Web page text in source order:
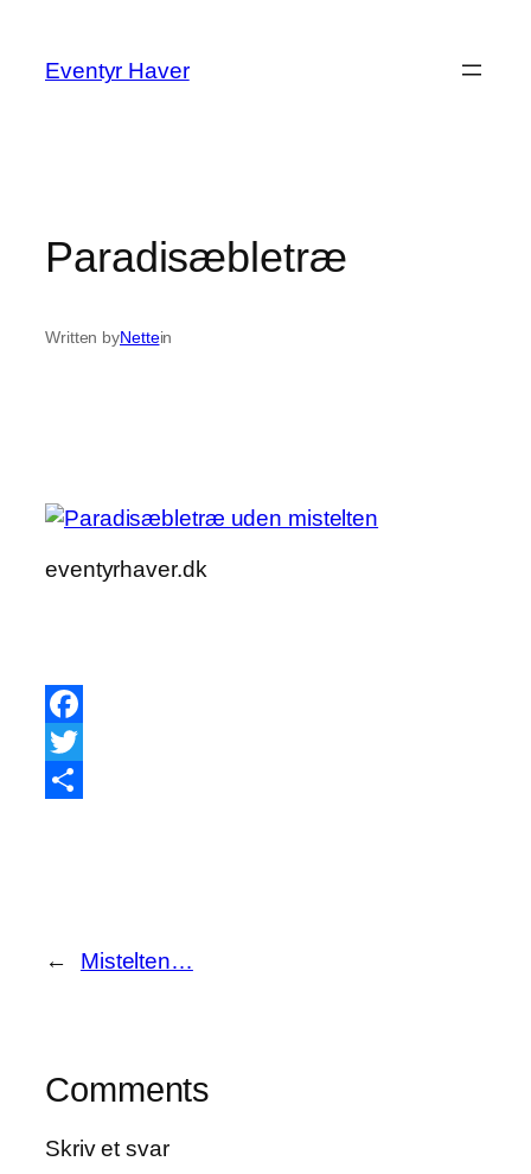
indhold
Eventyr Haver
Paradisæbletræ
Written byNettein
eventyrhaver.dk
Facebook
Twitter
← Mistelten…
Comments
Skriv et svar